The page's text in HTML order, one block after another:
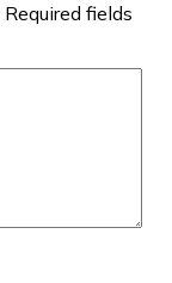
Required fields